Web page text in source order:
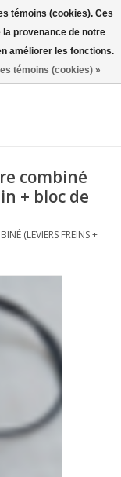
combiné
+ bloc de
(LEVIERS FREINS +
témoins (cookies). Ces
provenance de notre
améliorer les fonctions.
témoins (cookies) »